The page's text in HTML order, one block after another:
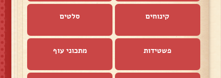
קינוחים סלטים
פשטידות מתכוני עוף